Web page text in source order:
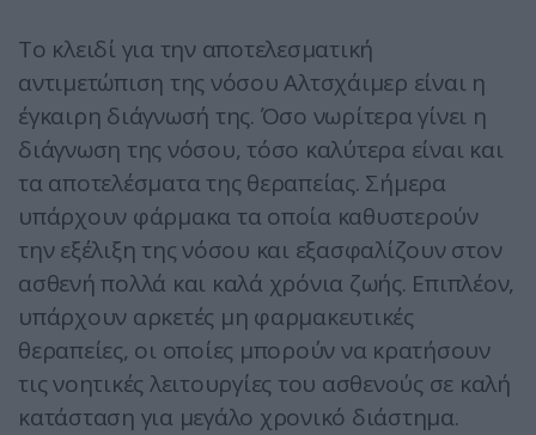
Το κλειδί για την αποτελεσματική
αντιμετώπιση της νόσου Αλτσχάιμερ είναι η
έγκαιρη διάγνωσή της. Όσο νωρίτερα γίνει η
διάγνωση της νόσου, τόσο καλύτερα είναι και
τα αποτελέσματα της θεραπείας. Σήμερα
υπάρχουν φάρμακα τα οποία καθυστερούν
την εξέλιξη της νόσου και εξασφαλίζουν στον
ασθενή πολλά και καλά χρόνια ζωής. Επιπλέον,
υπάρχουν αρκετές μη φαρμακευτικές
θεραπείες, οι οποίες μπορούν να κρατήσουν
τις νοητικές λειτουργίες του ασθενούς σε καλή
κατάσταση για μεγάλο χρονικό διάστημα.